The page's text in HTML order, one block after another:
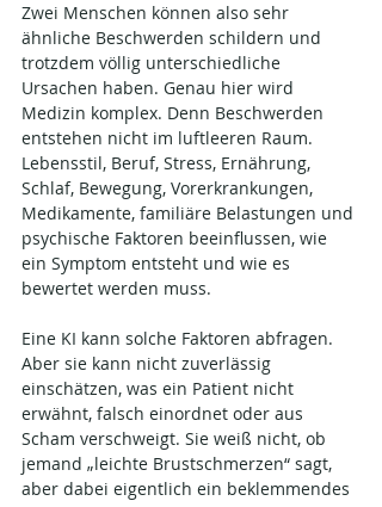
Zwei Menschen können also sehr
ähnliche Beschwerden schildern und
trotzdem völlig unterschiedliche
Ursachen haben. Genau hier wird
Medizin komplex. Denn Beschwerden
entstehen nicht im luftleeren Raum.
Lebensstil, Beruf, Stress, Ernährung,
Schlaf, Bewegung, Vorerkrankungen,
Medikamente, familiäre Belastungen und
psychische Faktoren beeinflussen, wie
ein Symptom entsteht und wie es
bewertet werden muss.
Eine KI kann solche Faktoren abfragen.
Aber sie kann nicht zuverlässig
einschätzen, was ein Patient nicht
erwähnt, falsch einordnet oder aus
Scham verschweigt. Sie weiß nicht, ob
jemand „leichte Brustschmerzen“ sagt,
aber dabei eigentlich ein beklemmendes